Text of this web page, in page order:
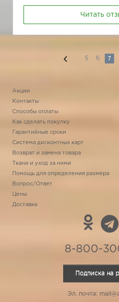
Читать
5 6 7
Акции
Контакты
Способы оплаты
Как сделать покупку
Гарантийные сроки
Система дисконтных карт
Возврат и замена товара
Ткани и уход за ними
Помощь для определения размера
Вопрос/Ответ
Цены
Доставка
8-800-
Подписка на
Эл. почта: